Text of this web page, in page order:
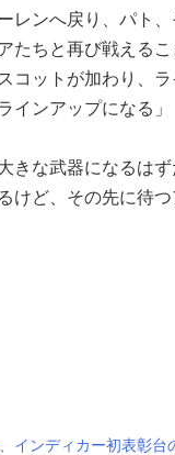
レンへ戻り、パト
たちと再び戦える
コットが加わり、
インアップになる」
きな武器になるは
けど、その先に待
インディカー初表彰